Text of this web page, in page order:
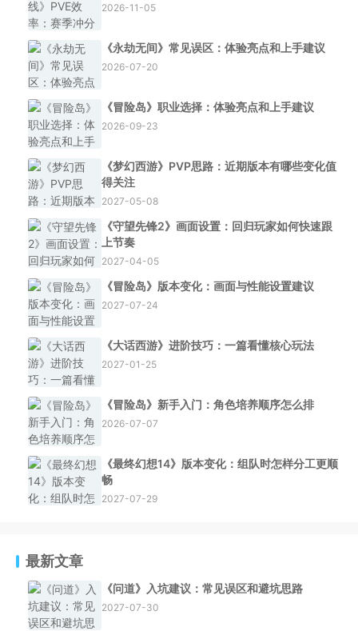
2026-11-05
《永劫无间》常见误区：体验亮点和上手建议
2026-07-20
《冒险岛》职业选择：体验亮点和上手建议
2026-09-23
《梦幻西游》PVP思路：近期版本有哪些变化值
得关注
2027-05-08
《守望先锋2》画面设置：回归玩家如何快速跟
上节奏
2027-04-05
《冒险岛》版本变化：画面与性能设置建议
2027-07-24
《大话西游》进阶技巧：一篇看懂核心玩法
2027-01-25
《冒险岛》新手入门：角色培养顺序怎么排
2026-07-07
《最终幻想14》版本变化：组队时怎样分工更顺
畅
2027-07-29
最新文章
《问道》入坑建议：常见误区和避坑思路
2027-07-30